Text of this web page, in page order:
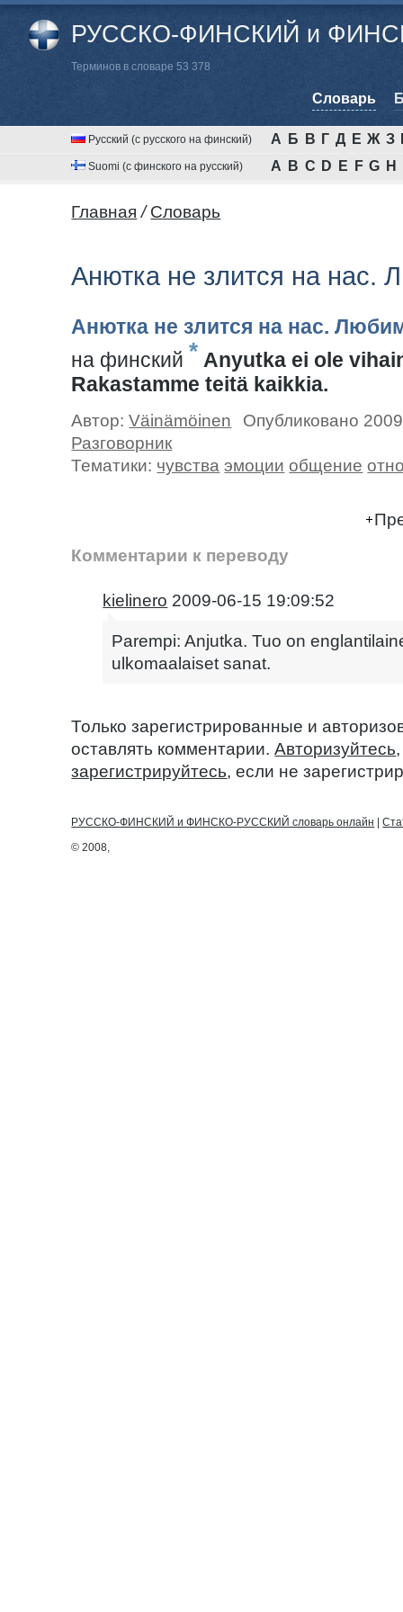
РУССКО-ФИНСКИЙ и
Терминов в словаре 53 378
Cловарь
Русский (с русского на финский) А Б В Г Д Е Ж З
Suomi (с финского на русский) A B C D E F G H
Главная / Cловарь
Анютка не злится на нас.
Анютка не злится на нас.
на финский * Anyutka ei ole
Rakastamme teitä kaikkia.
Автор:Väinämöinen
Опубликовано
Разговорник
Тематики: чувства эмоции общение
Комментарии к переводу
kielinero 2009-06-15 19:09:52
Parempi: Anjutka. Tuo on
ulkomaalaiset sanat.
Только зарегистрированные и
оставлять комментарии.Авторизуйтесь
зарегистрируйтесь, если не
РУССКО-ФИНСКИЙ и ФИНСКО-РУССКИЙ словарь онлайн |
© 2008,